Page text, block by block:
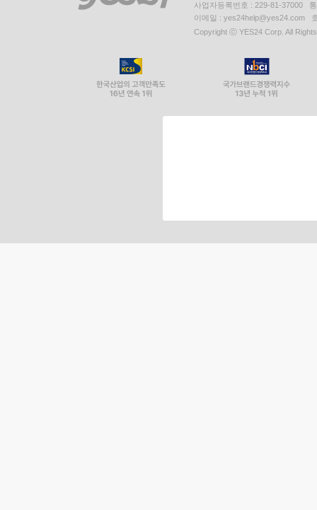
사업자등록번호 : 229-81-37000
이메일 : yes24help@yes24.com
Copyright ⓒ YES24 Corp. All